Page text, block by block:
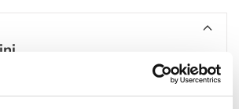
aber überaus funktionell – diese